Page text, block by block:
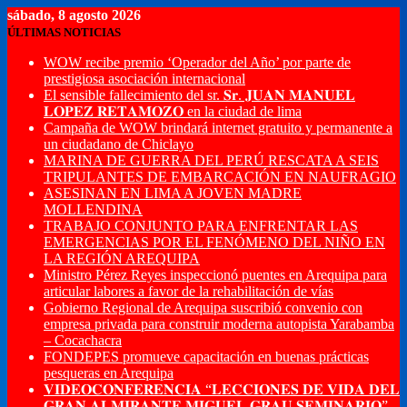
sábado, 8 agosto 2026
ÚLTIMAS NOTICIAS
WOW recibe premio ‘Operador del Año’ por parte de
prestigiosa asociación internacional
El sensible fallecimiento del sr. 𝐒𝐫. 𝐉𝐔𝐀𝐍 𝐌𝐀𝐍𝐔𝐄𝐋
𝐋𝐎𝐏𝐄𝐙 𝐑𝐄𝐓𝐀𝐌𝐎𝐙𝐎 en la ciudad de lima
Campaña de WOW brindará internet gratuito y permanente a
un ciudadano de Chiclayo
MARINA DE GUERRA DEL PERÚ RESCATA A SEIS
TRIPULANTES DE EMBARCACIÓN EN NAUFRAGIO
ASESINAN EN LIMA A JOVEN MADRE
MOLLENDINA
TRABAJO CONJUNTO PARA ENFRENTAR LAS
EMERGENCIAS POR EL FENÓMENO DEL NIÑO EN
LA REGIÓN AREQUIPA
Ministro Pérez Reyes inspeccionó puentes en Arequipa para
articular labores a favor de la rehabilitación de vías
Gobierno Regional de Arequipa suscribió convenio con
empresa privada para construir moderna autopista Yarabamba
– Cocachacra
FONDEPES promueve capacitación en buenas prácticas
pesqueras en Arequipa
𝐕𝐈𝐃𝐄𝐎𝐂𝐎𝐍𝐅𝐄𝐑𝐄𝐍𝐂𝐈𝐀 “𝐋𝐄𝐂𝐂𝐈𝐎𝐍𝐄𝐒 𝐃𝐄 𝐕𝐈𝐃𝐀 𝐃𝐄𝐋